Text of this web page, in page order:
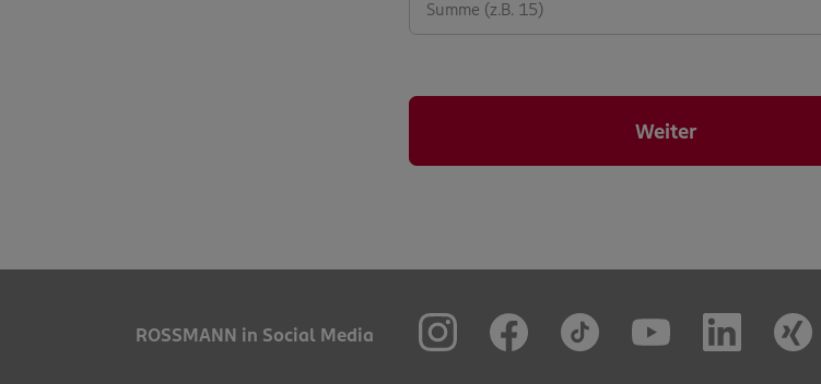
Weiter
ROSSMANN in Social Media